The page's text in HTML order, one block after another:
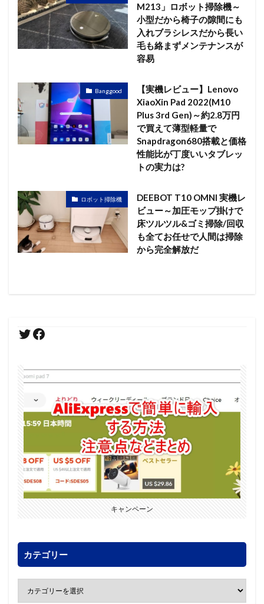
M213」ロボット掃除機～
小型だから椅子の隙間にも
入れブラシレスだから長い
毛も絡まずメンテナンスが
容易
Banggood
【実機レビュー】Lenovo
XiaoXin Pad 2022(M10
Plus 3rd Gen)～約2.8万円
で買えて薄型軽量で
Snapdragon680搭載と価格
性能比が丁度いいタブレッ
トの実力は?
ロボット掃除機
DEEBOT T10 OMNI 実機レ
ビュー～加圧モップ掛けで
床ツルツル&ゴミ掃除/回収
も全てお任せで人間は掃除
から完全解放だ
キャンペーン
カテゴリー